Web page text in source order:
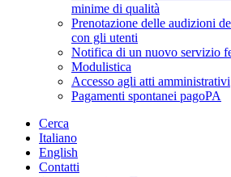
minime di qualità
Prenotazione delle audizioni
con gli utenti
Notifica di un nuovo servizio
Modulistica
Accesso agli atti amministrativi
Pagamenti spontanei pagoPA
Cerca
Italiano
English
Contatti